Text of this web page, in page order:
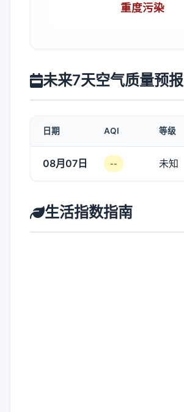
重度污染
未来7天空气质量预报
日期 AQI 等级
08月07日 -- 未知
生活指数指南